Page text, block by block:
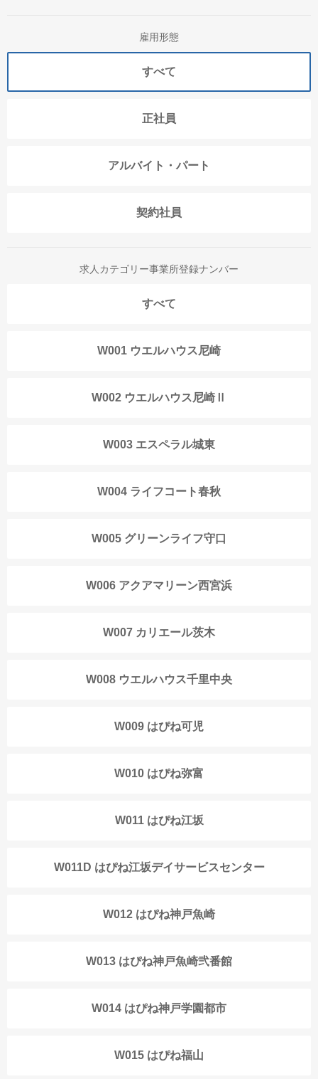
雇用形態
すべて
正社員
アルバイト・パート
契約社員
求人カテゴリー事業所登録ナンバー
すべて
W001 ウエルハウス尼崎
W002 ウエルハウス尼崎Ⅱ
W003 エスペラル城東
W004 ライフコート春秋
W005 グリーンライフ守口
W006 アクアマリーン西宮浜
W007 カリエール茨木
W008 ウエルハウス千里中央
W009 はぴね可児
W010 はぴね弥富
W011 はぴね江坂
W011D はぴね江坂デイサービスセンター
W012 はぴね神戸魚崎
W013 はぴね神戸魚崎弐番館
W014 はぴね神戸学園都市
W015 はぴね福山